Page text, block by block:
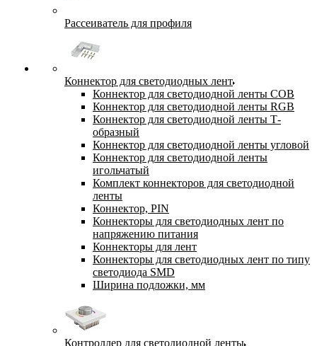
Рассеиватель для профиля
Коннектор для светодиодных лент
Коннектор для светодиодной ленты COB
Коннектор для светодиодной ленты RGB
Коннектор для светодиодной ленты Т-
образный
Коннектор для светодиодной ленты угловой
Коннектор для светодиодной ленты
игольчатый
Комплект коннекторов для светодиодной
ленты
Коннектор, PIN
Коннекторы для светодиодных лент по
напряжению питания
Коннекторы для лент
Коннекторы для светодиодных лент по типу
светодиода SMD
Ширина подложки, мм
Контроллер для светодиодной ленты